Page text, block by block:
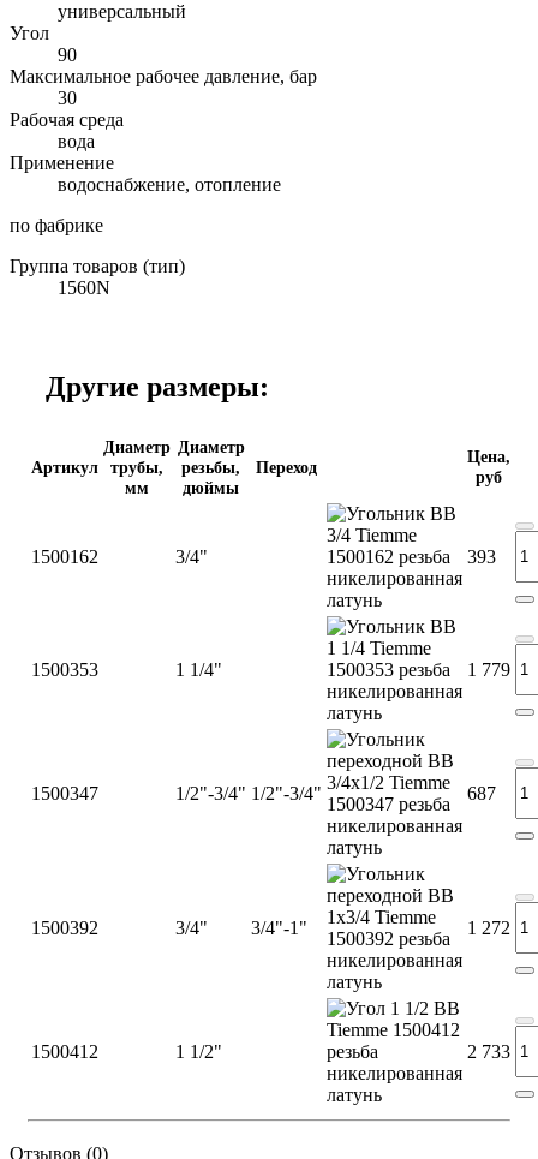
универсальный
Угол
90
Максимальное рабочее давление, бар
30
Рабочая среда
вода
Применение
водоснабжение, отопление
по фабрике
Группа товаров (тип)
1560N
Другие размеры:
Артикул
Диаметр
трубы,
мм
Диаметр
резьбы,
дюймы
Переход
Цена,
руб
1500162 3/4" 393
1500353 1 1/4" 1 779
1500347 1/2"-3/4" 1/2"-3/4" 687
1500392 3/4" 3/4"-1" 1 272
1500412 1 1/2" 2 733
Отзывов (0)